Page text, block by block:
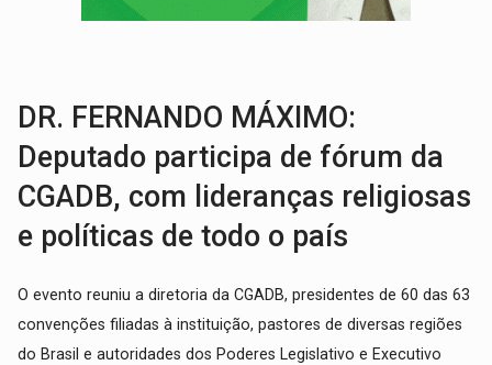
MATERIAL: Brasil tem grandes reservas de urânio, mas produz pouco e
TRIBUNAL DO CRIME:
DR. FERNANDO MÁXIMO:
Deputado participa de fórum da
CGADB, com lideranças religiosas
e políticas de todo o país
O evento reuniu a diretoria da CGADB, presidentes de 60 das 63
convenções filiadas à instituição, pastores de diversas regiões
do Brasil e autoridades dos Poderes Legislativo e Executivo